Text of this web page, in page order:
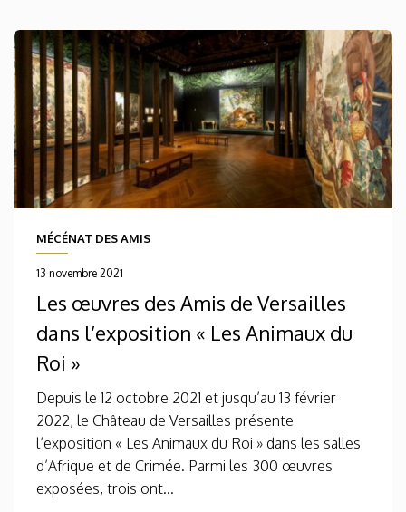
MÉCÉNAT DES AMIS
13 novembre 2021
Les œuvres des Amis de Versailles
dans l’exposition « Les Animaux du
Roi »
Depuis le 12 octobre 2021 et jusqu’au 13 février
2022, le Château de Versailles présente
l’exposition « Les Animaux du Roi » dans les salles
d’Afrique et de Crimée. Parmi les 300 œuvres
exposées, trois ont...